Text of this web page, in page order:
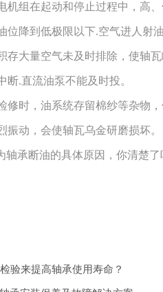
组在起动和停止过程中，高、
降到低极限以下.空气进人射油
大量空气未及时排除，使轴瓦
.直流油泵不能及时投。
时，油系统存留棉纱等杂物，
动，会使轴瓦乌金研磨损坏。
承断油的具体原因，你清楚了
验来提高轴承使用寿命？